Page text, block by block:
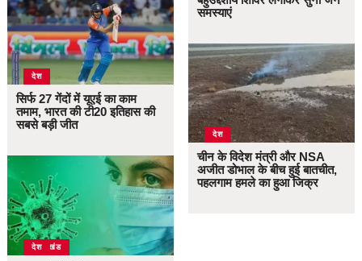
देश
सिर्फ 27 गेंदों में यूएई का काम
तमाम, भारत की टी20 इतिहास की
सबसे बड़ी जीत
उत्तराखंड
देश
समस्याएं
देश
चीन के विदेश मंत्री और NSA
अजीत डोभाल के बीच हुई बातचीत,
पहलगाम हमले का हुआ जिक्र